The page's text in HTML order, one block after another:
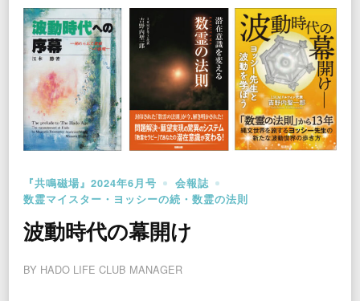
『共鳴磁場』2024年6月号
会報誌
数霊マイスター・ヨッシーの続・数霊の法則
波動時代の幕開け
BY HADO LIFE CLUB MANAGER